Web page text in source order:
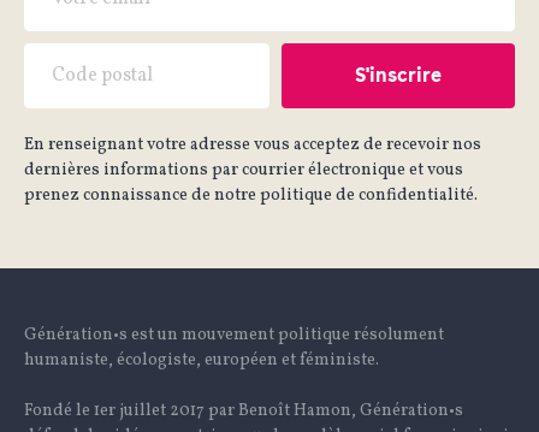
En renseignant votre adresse vous acceptez de recevoir nos
dernières informations par courrier électronique et vous
prenez connaissance de notre politique de confidentialité.
Génération•s est un mouvement politique résolument
humaniste, écologiste, européen et féministe.
Fondé le 1er juillet 2017 par Benoît Hamon, Génération•s